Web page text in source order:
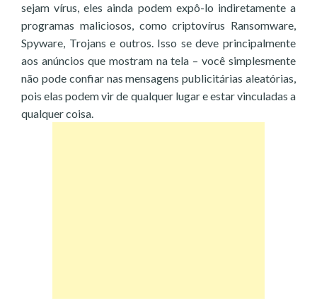
sejam vírus, eles ainda podem expô-lo indiretamente a
programas maliciosos, como criptovírus Ransomware,
Spyware, Trojans e outros. Isso se deve principalmente
aos anúncios que mostram na tela – você simplesmente
não pode confiar nas mensagens publicitárias aleatórias,
pois elas podem vir de qualquer lugar e estar vinculadas a
qualquer coisa.